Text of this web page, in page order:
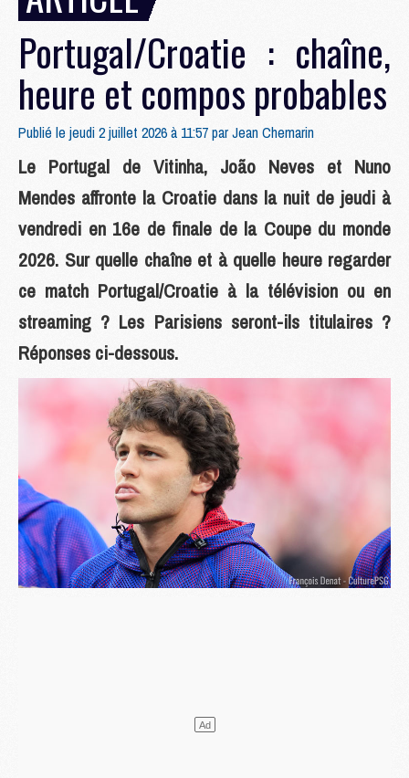
Portugal/Croatie : chaîne,
heure et compos probables
Publié le jeudi 2 juillet 2026 à 11:57 parJean Chemarin
Le Portugal de Vitinha, João Neves et Nuno
Mendes affronte la Croatie dans la nuit de jeudi à
vendredi en 16e de finale de la Coupe du monde
2026. Sur quelle chaîne et à quelle heure regarder
ce match Portugal/Croatie à la télévision ou en
streaming ? Les Parisiens seront-ils titulaires ?
Réponses ci-dessous.